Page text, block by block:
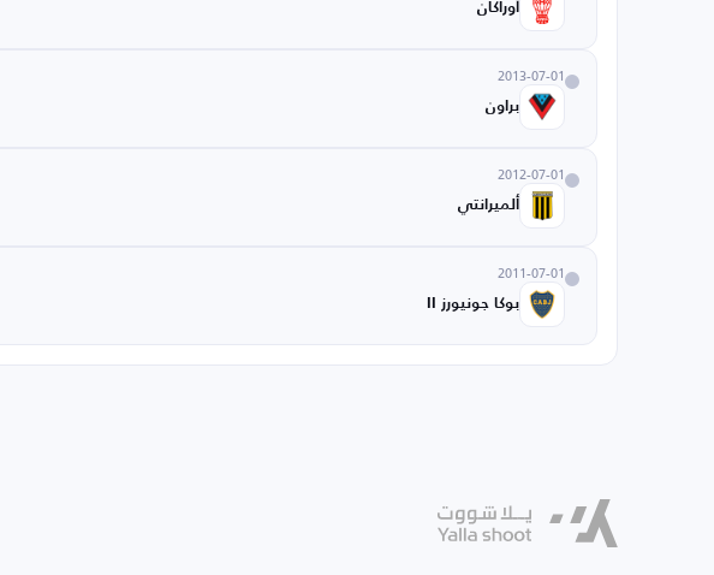
أوراكان
2013-07-01
براون
2012-07-01
ألميرانتي
2011-07-01
بوكا جونيورز II